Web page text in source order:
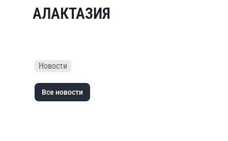
АЛАКТАЗИЯ
Новости
Все новости